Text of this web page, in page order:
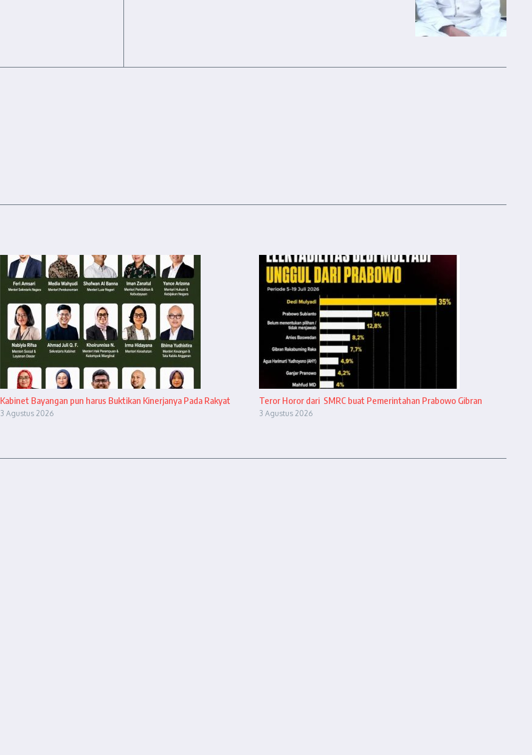
Kabinet Bayangan pun harus Buktikan Kinerjanya Pada Rakyat
3 Agustus 2026
Teror Horor dari SMRC buat Pemerintahan Prabowo Gibran
3 Agustus 2026